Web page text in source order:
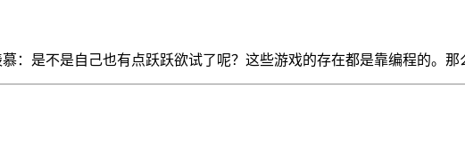
：是不是自己也有点跃跃欲试了呢？这些游戏的存在都是靠编程的。